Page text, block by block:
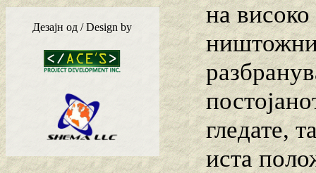
Дезајн од / Design by
на
гледате,
иста